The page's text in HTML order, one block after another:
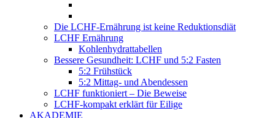
Die LCHF-Ernährung ist keine Reduktionsdiät
LCHF Ernährung
Kohlenhydrattabellen
Bessere Gesundheit: LCHF und 5:2 Fasten
5:2 Frühstück
5:2 Mittag- und Abendessen
LCHF funktioniert – Die Beweise
LCHF-kompakt erklärt für Eilige
AKADEMIE